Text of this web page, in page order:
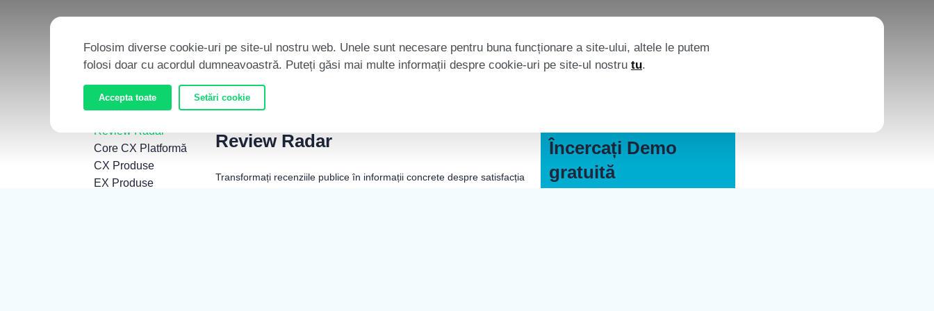
AI CORTEX
PRODUSE
Review Radar
Core CX Platformă
CX Produse
EX Produse
Review Radar
Transformați recenziile publice în informații concrete despre satisfacția
Încercați Demo
gratuită
Folosim diverse cookie-uri pe site-ul nostru web. Unele sunt necesare pentru buna funcționare a site-ului, altele le putem
folosi doar cu acordul dumneavoastră. Puteți găsi mai multe informații despre cookie-uri pe site-ul nostru tu.
Accepta toate Setări cookie